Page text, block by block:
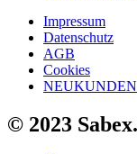
Impressum
Datenschutz
AGB
Cookies
© 2023